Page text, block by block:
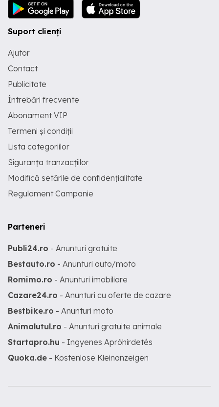
Suport clienți
Ajutor
Contact
Publicitate
Întrebări frecvente
Abonament VIP
Termeni și condiții
Lista categoriilor
Siguranța tranzacțiilor
Modifică setările de confidențialitate
Regulament Campanie
Parteneri
Publi24.ro - Anunturi gratuite
Bestauto.ro - Anunturi auto/moto
Romimo.ro - Anunturi imobiliare
Cazare24.ro - Anunturi cu oferte de cazare
Bestbike.ro - Anunturi moto
Animalutul.ro - Anunturi gratuite animale
Startapro.hu - Ingyenes Apróhirdetés
Quoka.de - Kostenlose Kleinanzeigen